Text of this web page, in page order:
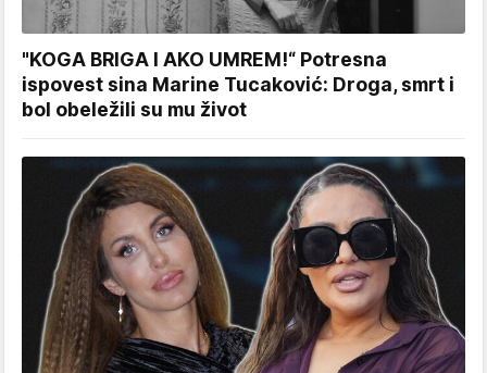
"KOGA BRIGA I AKO UMREM!“ Potresna
ispovest sina Marine Tucaković: Droga, smrt i
bol obeležili su mu život